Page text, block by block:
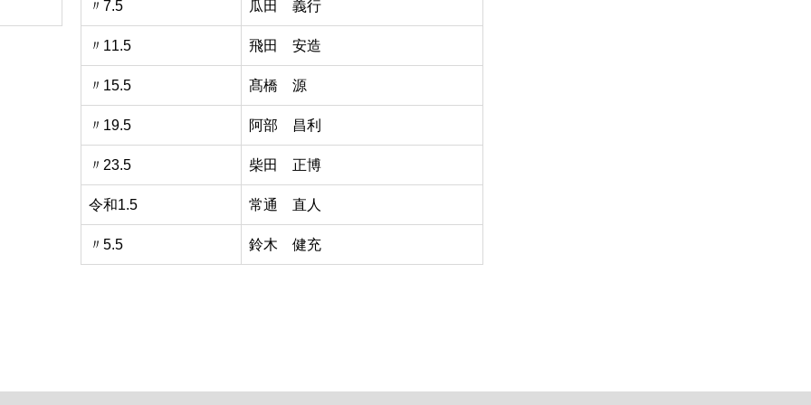
〃7.5 瓜田 義行
〃11.5 飛田 安造
〃15.5 髙橋 源
〃19.5 阿部 昌利
〃23.5 柴田 正博
令和1.5 常通 直人
〃5.5 鈴木 健充